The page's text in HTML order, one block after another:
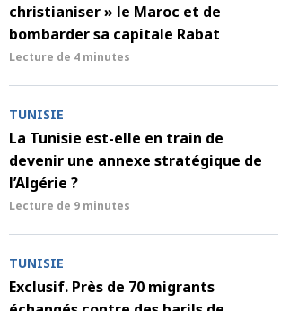
christianiser » le Maroc et de
bombarder sa capitale Rabat
Lecture de 4 minutes
TUNISIE
La Tunisie est-elle en train de
devenir une annexe stratégique de
l’Algérie ?
Lecture de 9 minutes
TUNISIE
Exclusif. Près de 70 migrants